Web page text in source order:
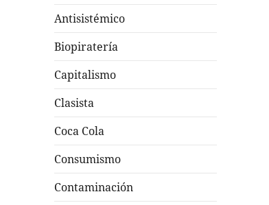
Antisistémico
Biopiratería
Capitalismo
Clasista
Coca Cola
Consumismo
Contaminación